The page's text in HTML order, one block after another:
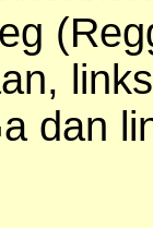
dan